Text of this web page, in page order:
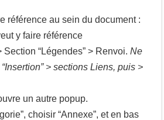
référence au sein du document :
y faire référence
“Légendes” > Renvoi. Ne
> sections Liens, puis >
un autre popup.
choisir “Annexe”, et en bas